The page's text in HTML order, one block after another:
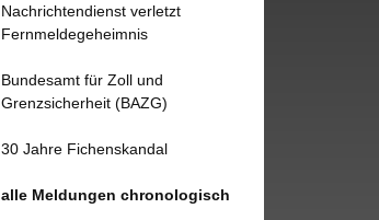
Nachrichtendienst verletzt
Fernmeldegeheimnis
Bundesamt für Zoll und
Grenzsicherheit (BAZG)
30 Jahre Fichenskandal
alle Meldungen chronologisch